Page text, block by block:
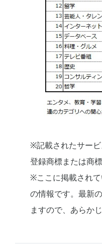
※記載されたサー
登録商標または商標
※ここに掲載され
の情報です。最新
ますので、あらか